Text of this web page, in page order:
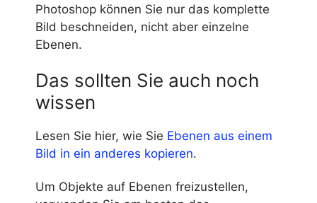
Photoshop können Sie nur das komplette
Bild beschneiden, nicht aber einzelne
Ebenen.
Das sollten Sie auch noch
wissen
Lesen Sie hier, wie Sie Ebenen aus einem
Bild in ein anderes kopieren.
Um Objekte auf Ebenen freizustellen,